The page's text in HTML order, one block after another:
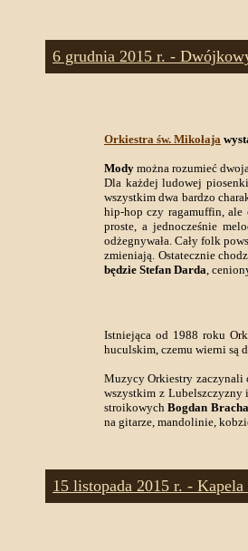
6 grudnia 2015 r. -
Orkiestra św. Mikołaja
Mody można rozumieć
Dla każdej ludowej
wszystkim dwa bardzo
hip-hop czy ragamuffin, ale
proste, a jednocześnie
odżegnywała. Cały folk
zmieniają. Ostatecznie
będzie Stefan Darda,
Istniejąca od 1988 roku
huculskim, czemu wierni są
Muzycy Orkiestry zaczynali
wszystkim z Lubelszczyzny
stroikowychBogdan Bracha
na gitarze, mandolinie,
15 listopada 2015 r. -